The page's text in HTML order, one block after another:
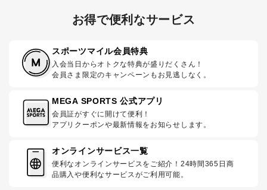
お得で便利なサービス
スポーツマイル会員特典
入会当日からオトクな特典が盛りだくさん！
会員さま限定のキャンペーンもお見逃しなく。
MEGA SPORTS 公式アプリ
会員証がすぐに開けて便利！
アプリクーポンや最新情報をお知らせします。
オンラインサービス一覧
便利なオンラインサービスをご紹介！24時間365日商
品購入や便利なサービスがご利用可能。